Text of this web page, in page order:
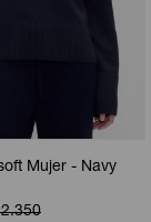
Mujer - Navy
2.350